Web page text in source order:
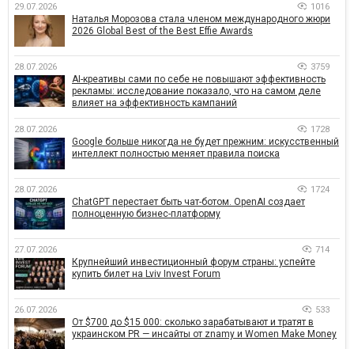
29.07.2026 1016
Наталья Морозова стала членом международного жюри
2026 Global Best of the Best Effie Awards
28.07.2026 3759
AI-креативы сами по себе не повышают эффективность
рекламы: исследование показало, что на самом деле
влияет на эффективность кампаний
28.07.2026 1728
Google больше никогда не будет прежним: искусственный
интеллект полностью меняет правила поиска
28.07.2026 1724
ChatGPT перестает быть чат-ботом. OpenAI создает
полноценную бизнес-платформу
27.07.2026 714
Крупнейший инвестиционный форум страны: успейте
купить билет на Lviv Invest Forum
26.07.2026 533
От $700 до $15 000: сколько зарабатывают и тратят в
украинском PR — инсайты от znamy и Women Make Money